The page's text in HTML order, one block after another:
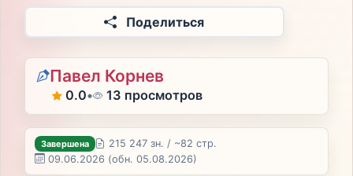
Поделиться
Павел Корнев
0.0• 13 просмотров
Завершена
215 247 зн. / ~82 стр.
09.06.2026 (обн. 05.08.2026)